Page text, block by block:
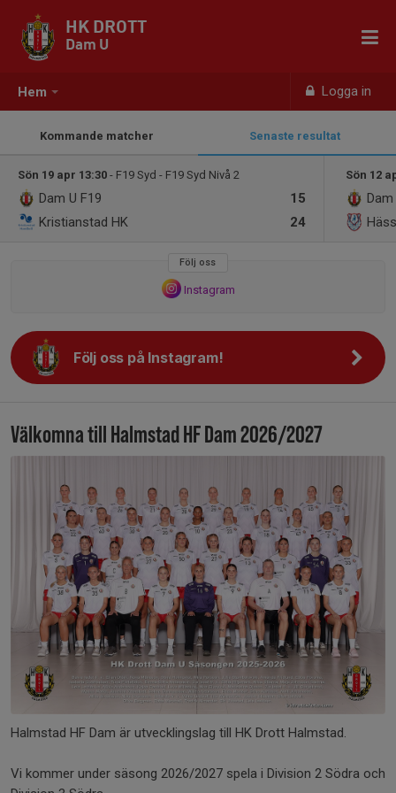
Hem Logga in
HK DROTT
Dam U
Kommande matcher Senaste resultat
Sön 19 apr 13:30 - F19 Syd - F19 Syd Nivå 2
15
Dam U F19
24
Kristianstad HK
Sön 12
Följ oss
Instagram
Följ oss på Instagram!
Välkomna till Halmstad HF Dam 2026/2027
Halmstad HF Dam är utvecklingslag till HK Drott Halmstad.
Vi kommer under säsong 2026/2027 spela i Division 2 Södra och